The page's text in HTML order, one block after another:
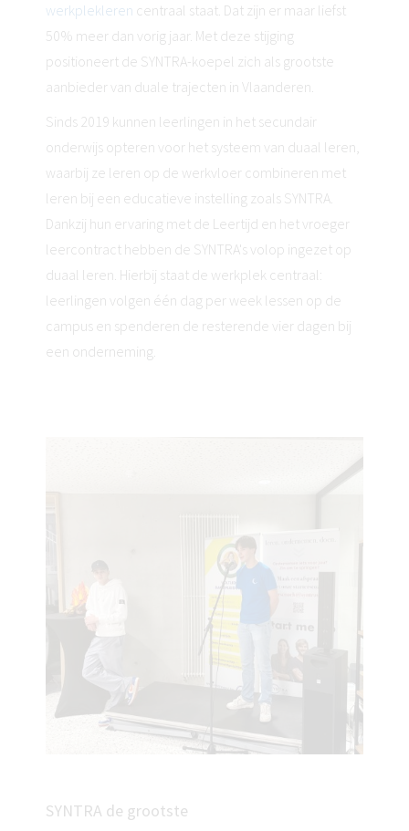
werkplekleren centraal staat. Dat zijn er maar liefst
50% meer dan vorig jaar. Met deze stijging
positioneert de SYNTRA-koepel zich als grootste
aanbieder van duale trajecten in Vlaanderen.
Sinds 2019 kunnen leerlingen in het secundair
onderwijs opteren voor het systeem van duaal leren,
waarbij ze leren op de werkvloer combineren met
leren bij een educatieve instelling zoals SYNTRA.
Dankzij hun ervaring met de Leertijd en het vroeger
leercontract hebben de SYNTRA's volop ingezet op
duaal leren. Hierbij staat de werkplek centraal:
leerlingen volgen één dag per week lessen op de
campus en spenderen de resterende vier dagen bij
een onderneming.
SYNTRA de grootste